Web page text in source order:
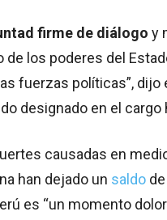
firme de diálogo y
de los poderes del
fuerzas políticas”, dijo
designado en el
causadas en
han dejado un saldo de
es “un momento